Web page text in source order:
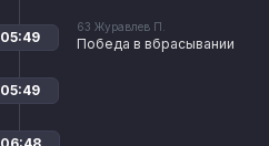
63 Журавлев П.
Победа в вбрасывании
05:49
05:49